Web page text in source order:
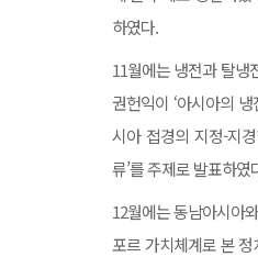
하였다.
11월에는 냉전과 탈냉
권헌익이 ‘아시아의
시아 접경의 지정-지
류’를 주제로 발표하였
12월에는 동남아시아
포르 가치체계로 본 정